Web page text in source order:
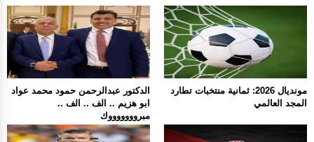
الدكتور عبدالرحمن حمود محمد عواد
ابو هزيم .. الف .. الف ..
مبروووووووك
مونديال 2026: ثمانية منتخبات تطارد
المجد العالمي